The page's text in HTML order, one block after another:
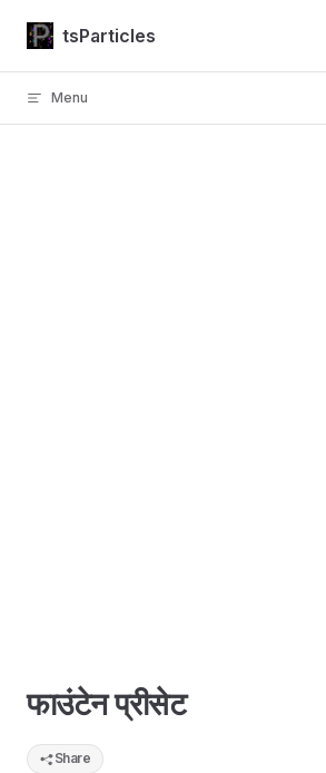
Skip to content
tsParticles
Menu
फाउंटेन प्रीसेट
Share